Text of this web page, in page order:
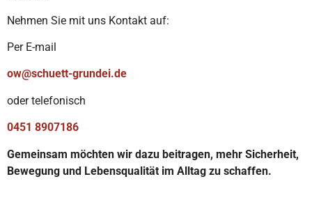
Nehmen Sie mit uns Kontakt auf:
Per E-mail
ow@schuett-grundei.de
odertelefonisch
0451 8907186
Gemeinsam möchten wir dazu beitragen, mehr Sicherheit,
Bewegung und Lebensqualität im Alltag zu schaffen.